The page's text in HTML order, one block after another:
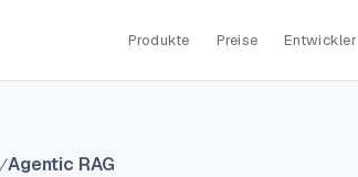
Produkte Preise Entwickler
Agentic RAG